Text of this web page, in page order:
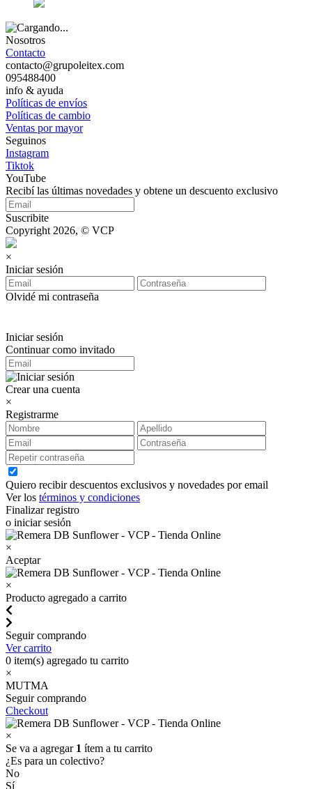
Nosotros
Contacto
contacto@grupoleitex.com
095488400
info & ayuda
Políticas de envíos
Políticas de cambio
Ventas por mayor
Seguinos
Instagram
Tiktok
YouTube
Recibí las últimas novedades y obtene un descuento exclusivo
Suscribite
Copyright 2026, © VCP
×
Iniciar sesión
Olvidé mi contraseña
Iniciar sesión
Continuar como invitado
Crear una cuenta
×
Registrarme
Quiero recibir descuentos exclusivos y novedades por email
Ver los términos y condiciones
Finalizar registro
o iniciar sesión
×
Aceptar
×
Producto agregado a carrito
Seguir comprando
Ver carrito
0 item(s) agregado tu carrito
×
MUTMA
Seguir comprando
Checkout
×
Se va a agregar 1 ítem a tu carrito
¿Es para un colectivo?
No
Sí